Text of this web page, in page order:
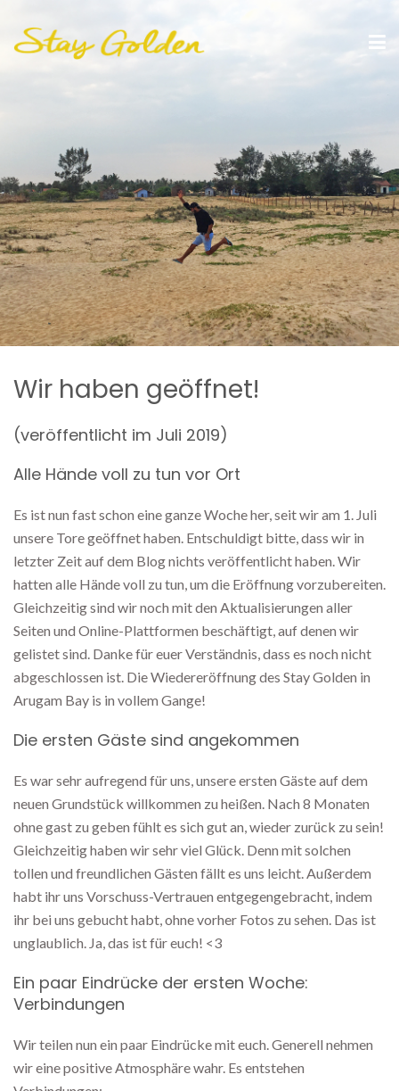
Wir haben geöffnet!
(veröffentlicht im Juli 2019)
Alle Hände voll zu tun vor Ort
Es ist nun fast schon eine ganze Woche her, seit wir am 1. Juli
unsere Tore geöffnet haben. Entschuldigt bitte, dass wir in
letzter Zeit auf dem Blog nichts veröffentlicht haben. Wir
hatten alle Hände voll zu tun, um die Eröffnung vorzubereiten.
Gleichzeitig sind wir noch mit den Aktualisierungen aller
Seiten und Online-Plattformen beschäftigt, auf denen wir
gelistet sind. Danke für euer Verständnis, dass es noch nicht
abgeschlossen ist. Die Wiedereröffnung des Stay Golden in
Arugam Bay is in vollem Gange!
Die ersten Gäste sind angekommen
Es war sehr aufregend für uns, unsere ersten Gäste auf dem
neuen Grundstück willkommen zu heißen. Nach 8 Monaten
ohne gast zu geben fühlt es sich gut an, wieder zurück zu sein!
Gleichzeitig haben wir sehr viel Glück. Denn mit solchen
tollen und freundlichen Gästen fällt es uns leicht. Außerdem
habt ihr uns Vorschuss-Vertrauen entgegengebracht, indem
ihr bei uns gebucht habt, ohne vorher Fotos zu sehen. Das ist
unglaublich. Ja, das ist für euch! <3
Ein paar Eindrücke der ersten Woche:
Verbindungen
Wir teilen nun ein paar Eindrücke mit euch. Generell nehmen
wir eine positive Atmosphäre wahr. Es entstehen